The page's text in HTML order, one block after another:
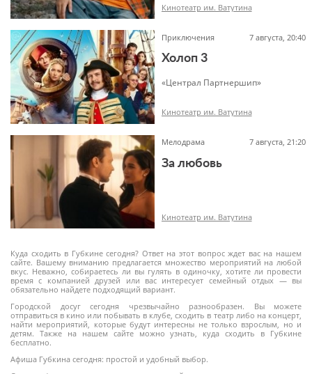
Куда сходить в Губкине сегодня? Ответ на этот вопрос ждет вас на нашем
сайте. Вашему вниманию предлагается множество мероприятий на любой
вкус. Неважно, собираетесь ли вы гулять в одиночку, хотите ли провести
время с компанией друзей или вас интересует семейный отдых — вы
обязательно найдете подходящий вариант.
Городской досуг сегодня чрезвычайно разнообразен. Вы можете
отправиться в кино или побывать в клубе, сходить в театр либо на концерт,
найти мероприятий, которые будут интересны не только взрослым, но и
детям. Также на нашем сайте можно узнать, куда сходить в Губкине
бесплатно.
Афиша Губкина сегодня: простой и удобный выбор.
Кинотеатр им. Ватутина
Приключения 7 августа, 20:40
Холоп 3
«Централ Партнершип»
Кинотеатр им. Ватутина
Мелодрама 7 августа, 21:20
За любовь
Кинотеатр им. Ватутина